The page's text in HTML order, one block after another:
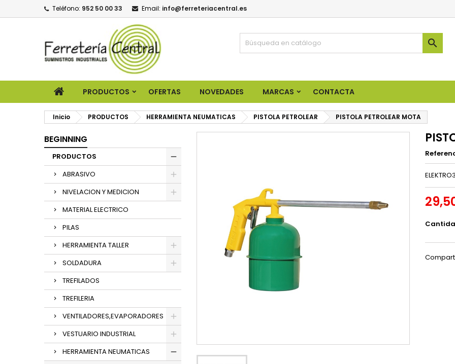
Teléfono: 952 50 00 33 Email: info@ferreteriacentral.es

PRODUCTOS OFERTAS NOVEDADES MARCAS CONTACTA
Inicio PRODUCTOS HERRAMIENTA NEUMATICAS PISTOLA PETROLEAR PISTOLA PETROLEAR MOTA
BEGINNING
PRODUCTOS
ABRASIVO
NIVELACION Y MEDICION
MATERIAL ELECTRICO
PILAS
HERRAMIENTA TALLER
SOLDADURA
TREFILADOS
TREFILERIA
VENTILADORES,EVAPORADORES
VESTUARIO INDUSTRIAL
HERRAMIENTA NEUMATICAS